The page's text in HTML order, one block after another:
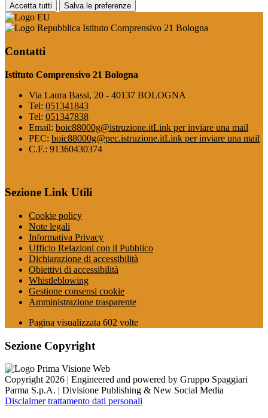
Accetta tutti Salva le preferenze
Istituto Comprensivo 21 Bologna
Contatti
Istituto Comprensivo 21 Bologna
Via Laura Bassi, 20 - 40137 BOLOGNA
Tel: 051341843
Tel: 051347838
Email: boic88000g@istruzione.itLink per inviare una mail
PEC: boic88000g@pec.istruzione.itLink per inviare una mail
C.F.: 91360430374
Sezione Link Utili
Cookie policy
Note legali
Informativa Privacy
Ufficio Relazioni con il Pubblico
Dichiarazione di accessibilità
Obiettivi di accessibilità
Whistleblowing
Gestione consensi cookie
Amministrazione trasparente
Pagina visualizzata 602 volte
Sezione Copyright
Copyright 2026 | Engineered and powered by Gruppo Spaggiari
Parma S.p.A. | Divisione Publishing & New Social Media
Disclaimer trattamento dati personali